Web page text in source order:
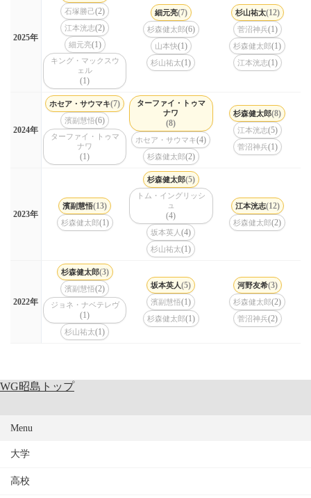
2025年
石塚勝己(2)
江本洸志(2)
細元亮(1)
キング・マックスウ
ェル
(1)
細元亮(7)
杉森健太郎(6)
山本快(1)
杉山祐太(1)
杉山祐太(12)
菅沼神兵(1)
杉森健太郎(1)
江本洸志(1)
2024年
ホセア・サウマキ(7)
濱副慧悟(6)
ターファイ・トゥマ
ナワ
(1)
ターファイ・トゥマ
ナワ
(8)
ホセア・サウマキ(4)
杉森健太郎(2)
杉森健太郎(8)
江本洸志(5)
菅沼神兵(1)
2023年
濱副慧悟(13)
杉森健太郎(1)
杉森健太郎(5)
トム・イングリッシ
ュ
(4)
坂本英人(4)
杉山祐太(1)
江本洸志(12)
杉森健太郎(2)
2022年
杉森健太郎(3)
濱副慧悟(2)
ジョネ・ナベテレヴ
(1)
杉山祐太(1)
坂本英人(5)
濱副慧悟(1)
杉森健太郎(1)
河野友希(3)
杉森健太郎(2)
菅沼神兵(2)
WG昭島トップ
Menu
大学
高校